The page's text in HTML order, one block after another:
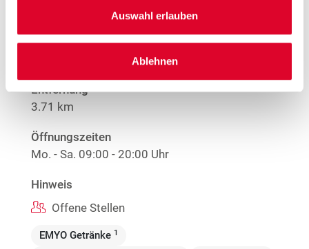
Auswahl erlauben
Ablehnen
Woolworth – Augsburg
Brixener Straße 11
Entfernung
3.71 km
Öffnungszeiten
Mo. - Sa. 09:00 - 20:00 Uhr
Hinweis
Offene Stellen
EMYO Getränke 1